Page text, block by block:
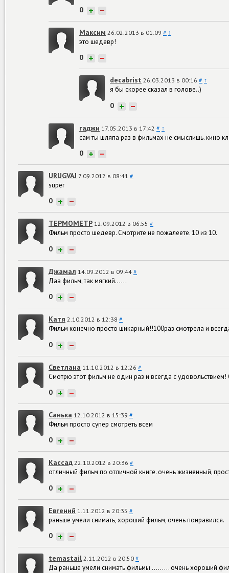
0 + −
Максим 26.02.2013 в 01:09 # ↑
это шедевр!
0 + −
decabrist 26.03.2013 в 00:16 # ↑
я бы скорее сказал в голове..)
0 + −
гаджи 17.05.2013 в 17:42 # ↑
сам ты шляпа раз в фильмах не смыслишь. кино
0 + −
URUGVAJ 7.09.2012 в 08:41 #
super
0 + −
TEPMOMETP 12.09.2012 в 06:55 #
Фильм просто шедевр. Смотрите не пожалеете. 10 из 10.
0 + −
Джамал 14.09.2012 в 09:44 #
Даа фильм, так мягкий......
0 + −
Катя 2.10.2012 в 12:38 #
Фильм конечно просто шикарный!!100раз смотрела и
0 + −
Светлана 11.10.2012 в 12:26 #
Смотрю этот фильм не один раз и всегда с
0 + −
Санька 12.10.2012 в 15:39 #
Фильм просто супер смотреть всем
0 + −
Кассад 22.10.2012 в 20:36 #
отличный фильм по отличной книге. очень жизненный,
0 + −
Евгений 1.11.2012 в 20:35 #
раньше умели снимать, хороший фильм, очень понравился.
0 + −
temastail 2.11.2012 в 20:50 #
Да раньше умели снимать фильмы ......... очень хороший